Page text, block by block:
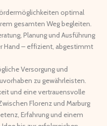
optimal
gesamten Weg begleiten.
Planung und Ausführung
Hand – effizient, abgestimmt
Versorgung und
zu gewährleisten.
und eine vertrauensvolle
Florenz und Marburg
Erfahrung und einem